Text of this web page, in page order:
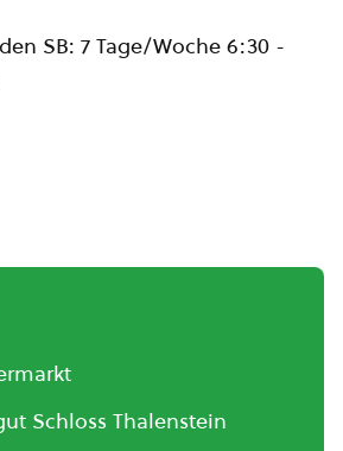
SB: 7 Tage/Woche 6:30 -
Schloss Thalenstein